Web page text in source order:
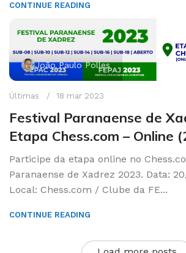
CONTINUE READING
João Paulo Polles
Últimas 18 mar 2023
Festival Paranaense de
Etapa Chess.com – Online
Participe da etapa online no
Paranaense de Xadrez 2023. Data:
Local: Chess.com / Clube da FE...
CONTINUE READING